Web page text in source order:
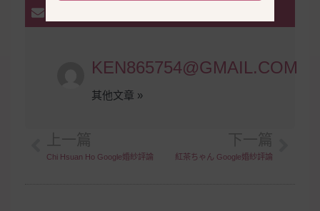
KEN865754@GMAIL.COM
其他文章 »
上一篇
Chi Hsuan Ho Google婚紗評論
下一篇
紅茶ちゃん Google婚紗評論